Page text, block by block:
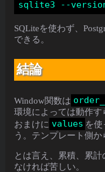
SQLiteを使わず、
できる。
結論
Window関数は
環境によっては動作す
おまけに values を
う。テンプレート側か
とは言え、累積、累
なければ苦しい。